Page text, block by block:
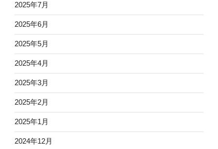
2025年7月
2025年6月
2025年5月
2025年4月
2025年3月
2025年2月
2025年1月
2024年12月